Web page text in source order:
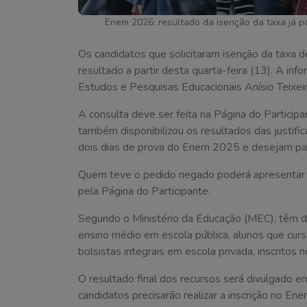
Enem 2026: resultado da isenção da taxa já
Os candidatos que solicitaram isenção da taxa
resultado a partir desta quarta-feira (13). A
Estudos e Pesquisas Educacionais Anísio
A consulta deve ser feita na Página do
também disponibilizou os resultados das
dois dias de prova do Enem 2025 e desejam
Quem teve o pedido negado poderá
pela Página do Participante.
Segundo o Ministério da Educação (MEC), têm
ensino médio em escola pública, alunos que
bolsistas integrais em escola privada, inscritos
O resultado final dos recursos será divulgado
candidatos precisarão realizar a inscrição no